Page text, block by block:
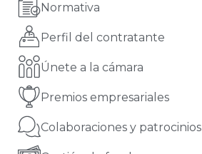
Normativa
Perfil del contratante
Únete a la cámara
Premios empresariales
Colaboraciones y patrocinios